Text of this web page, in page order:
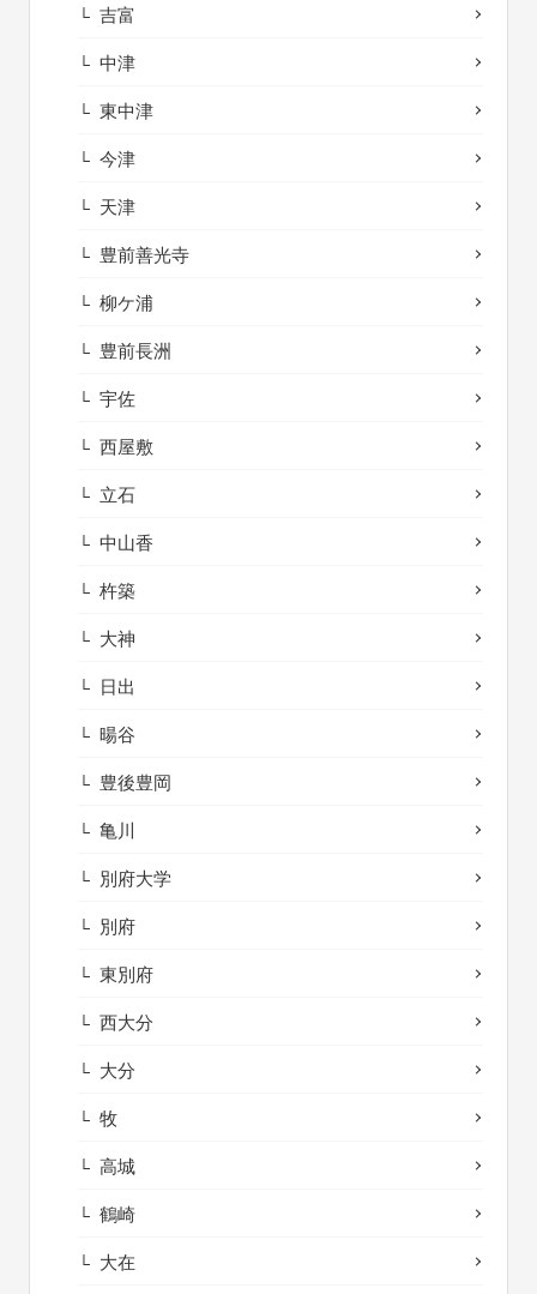
吉富
中津
東中津
今津
天津
豊前善光寺
柳ケ浦
豊前長洲
宇佐
西屋敷
立石
中山香
杵築
大神
日出
暘谷
豊後豊岡
亀川
別府大学
別府
東別府
西大分
大分
牧
高城
鶴崎
大在